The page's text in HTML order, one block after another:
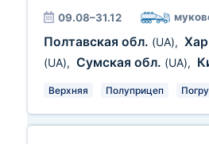
09.08–31.12
Полтавская обл. (UA),
(UA), Сумская обл. (UA),
Верхняя Полуприцеп